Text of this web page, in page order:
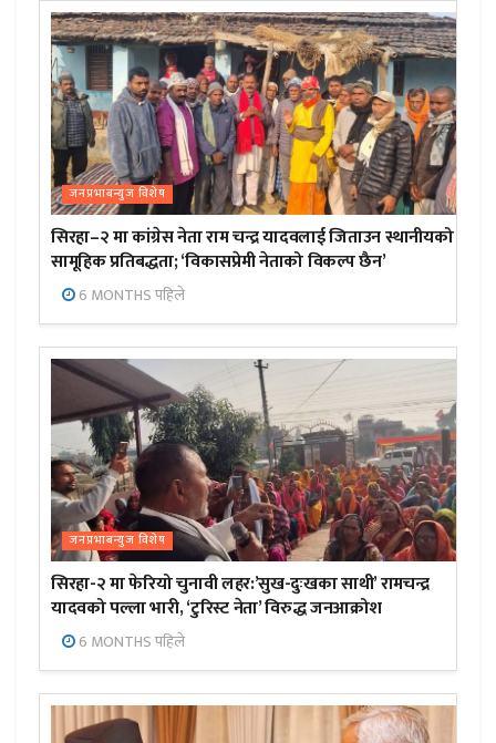
जनप्रभाबन्युज विशेष
सिरहा–२ मा कांग्रेस नेता राम चन्द्र यादवलाई जिताउन स्थानीयको
सामूहिक प्रतिबद्धता; ‘विकासप्रेमी नेताको विकल्प छैन’
6 MONTHS पहिले
जनप्रभाबन्युज विशेष
सिरहा-२ मा फेरियो चुनावी लहर:’सुख-दुःखका साथी’ रामचन्द्र
यादवको पल्ला भारी, ‘टुरिस्ट नेता’ विरुद्ध जनआक्रोश
6 MONTHS पहिले